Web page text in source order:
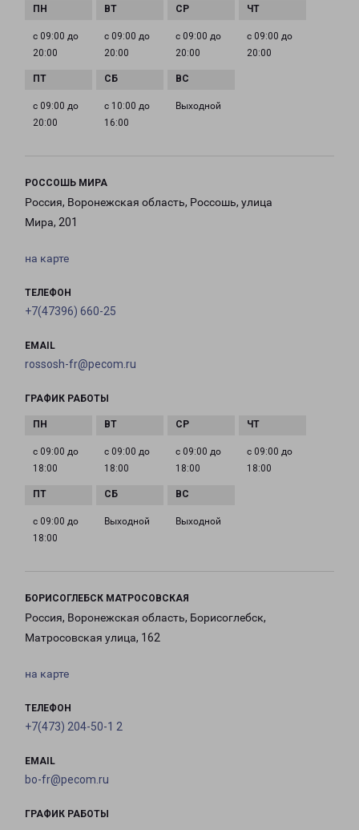
с 09:00 до
20:00
с 09:00 до
20:00
с 09:00 до
20:00
с 09:00 до
20:00
с 09:00 до
20:00
с 10:00 до
16:00
Выходной
РОССОШЬ МИРА
Россия, Воронежская область, Россошь, улица
Мира, 201
на карте
ТЕЛЕФОН
+7(47396) 660-25
EMAIL
rossosh-fr@pecom.ru
ГРАФИК РАБОТЫ
с 09:00 до
18:00
с 09:00 до
18:00
с 09:00 до
18:00
с 09:00 до
18:00
с 09:00 до
18:00
Выходной Выходной
БОРИСОГЛЕБСК МАТРОСОВСКАЯ
Россия, Воронежская область, Борисоглебск,
Матросовская улица, 162
на карте
ТЕЛЕФОН
+7(473) 204-50-1 2
EMAIL
bo-fr@pecom.ru
ГРАФИК РАБОТЫ